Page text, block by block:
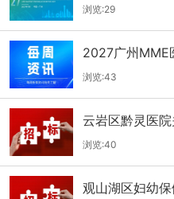
会（2026.7.21-
浏览:29
2027广州MME
1-27日）
浏览:43
云岩区黔灵医
用耗材采购项
标公告
浏览:40
观山湖区妇幼